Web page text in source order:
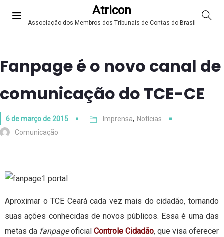
Atricon
Associação dos Membros dos Tribunais de Contas do Brasil
Fanpage é o novo canal de
comunicação do TCE-CE
6 de março de 2015 Imprensa, Notícias
Comunicação
Aproximar o TCE Ceará cada vez mais do cidadão, tornando
suas ações conhecidas de novos públicos. Essa é uma das
metas da fanpageoficial Controle Cidadão, que visa oferecer